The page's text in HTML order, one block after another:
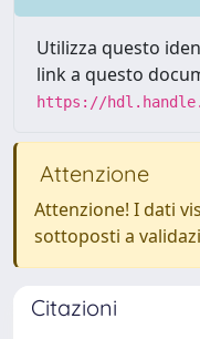
Utilizza questo
link a questo
https://
Attenzione
Attenzione! I dati
sottoposti a
Citazioni